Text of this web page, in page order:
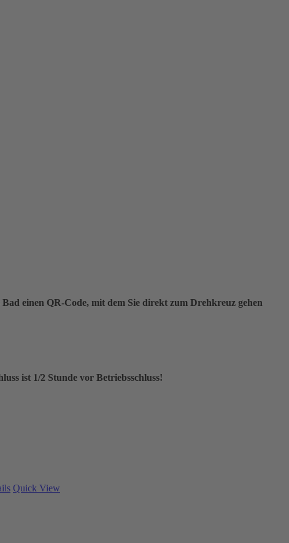
einen QR-Code, mit dem Sie direkt zum Drehkreuz gehen
ist 1/2 Stunde vor Betriebsschluss!
Quick View